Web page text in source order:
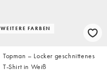
WEITERE FARBEN
Topman – Locker geschnittenes
T-Shirt in Weiß